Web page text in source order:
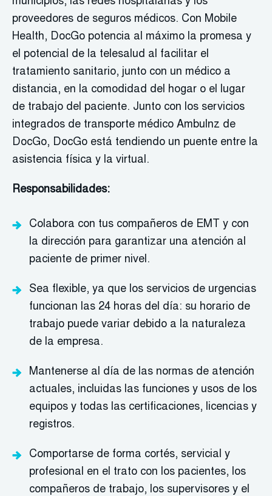
proveedores de seguros médicos. Con Mobile
Health, DocGo potencia al máximo la promesa y
el potencial de la telesalud al facilitar el
tratamiento sanitario, junto con un médico a
distancia, en la comodidad del hogar o el lugar
de trabajo del paciente. Junto con los servicios
integrados de transporte médico Ambulnz de
DocGo, DocGo está tendiendo un puente entre la
asistencia física y la virtual.
Responsabilidades:
Colabora con tus compañeros de EMT y con
la dirección para garantizar una atención al
paciente de primer nivel.
Sea flexible, ya que los servicios de urgencias
funcionan las 24 horas del día: su horario de
trabajo puede variar debido a la naturaleza
de la empresa.
Mantenerse al día de las normas de atención
actuales, incluidas las funciones y usos de los
equipos y todas las certificaciones, licencias y
registros.
Comportarse de forma cortés, servicial y
profesional en el trato con los pacientes, los
compañeros de trabajo, los supervisores y el